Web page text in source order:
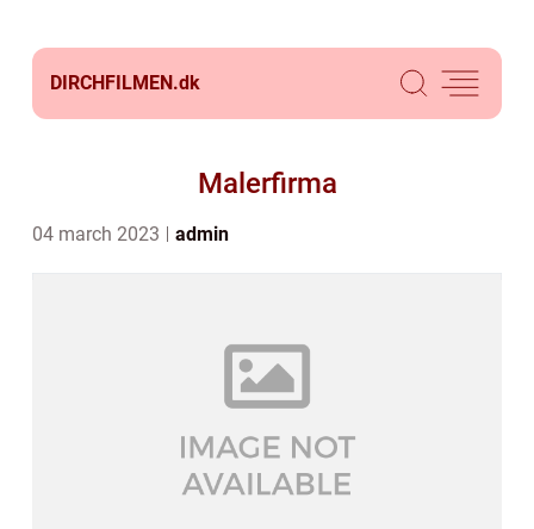
DIRCHFILMEN.dk
Malerfirma
04 march 2023 admin